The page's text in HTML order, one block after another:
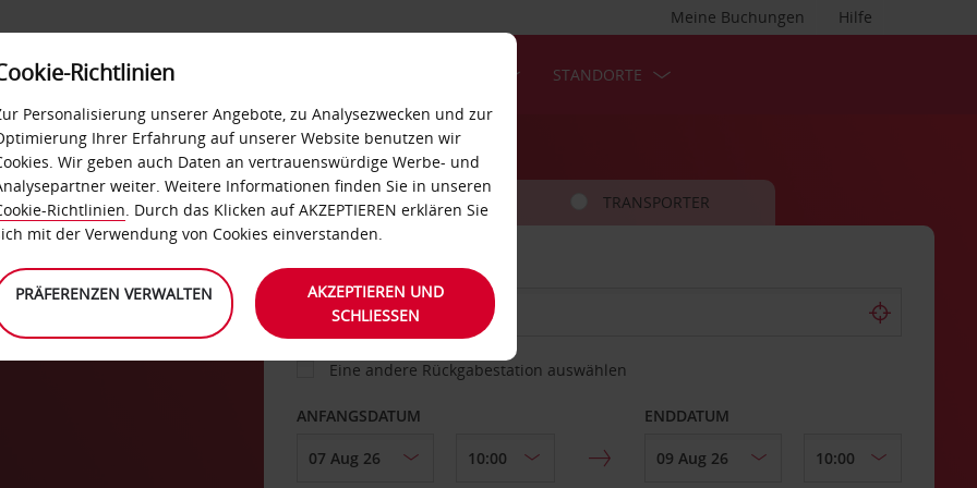
Hilfe
Meine Buchungen
SELF-SERVICES STANDORTE
FAHRZEUG TRANSPORTER
ABHOLEN VON
Eine andere Rückgabestation auswählen
ANFANGSDATUM ENDDATUM
Richtlinien
Personalisierung unserer Angebote, zu Analysezwecken und zur
Ihrer Erfahrung auf unserer Website benutzen wir
Wir geben auch Daten an vertrauenswürdige Werbe- und
weiter. Weitere Informationen finden Sie in unseren
Richtlinien. Durch das Klicken auf AKZEPTIEREN erklären Sie
mit der Verwendung von Cookies einverstanden.
PRÄFERENZEN VERWALTEN
AKZEPTIEREN UND
SCHLIESSEN